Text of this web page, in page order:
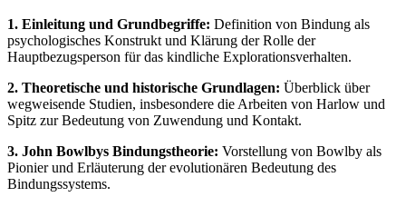
1. Einleitung und Grundbegriffe: Definition von Bindung als
psychologisches Konstrukt und Klärung der Rolle der
Hauptbezugsperson für das kindliche Explorationsverhalten.
2. Theoretische und historische Grundlagen: Überblick über
wegweisende Studien, insbesondere die Arbeiten von Harlow und
Spitz zur Bedeutung von Zuwendung und Kontakt.
3. John Bowlbys Bindungstheorie: Vorstellung von Bowlby als
Pionier und Erläuterung der evolutionären Bedeutung des
Bindungssystems.